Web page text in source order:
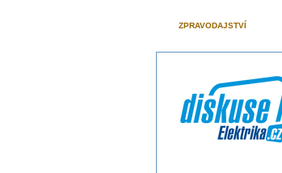
ZPRAVODAJSTVÍ